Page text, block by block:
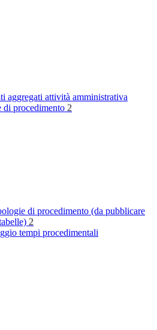
aggregati attività amministrativa
di procedimento 2
di procedimento (da pubblicare
2
tempi procedimentali